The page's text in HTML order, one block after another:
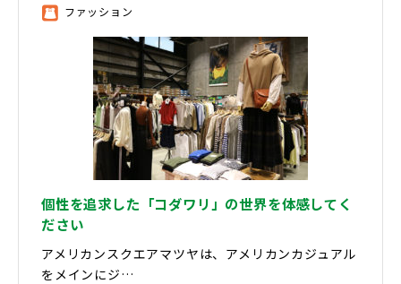
③ ファッション
個性を追求した「コダワリ」の世界を体感してく
ださい
アメリカンスクエアマツヤは、アメリカンカジュアル
をメインにジ…